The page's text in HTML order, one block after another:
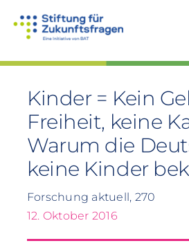
Inhalt
Kinder = Kein
Freiheit, keine
Warum die
keine Kinder
Forschung aktuell, 270
12. Oktober 2016